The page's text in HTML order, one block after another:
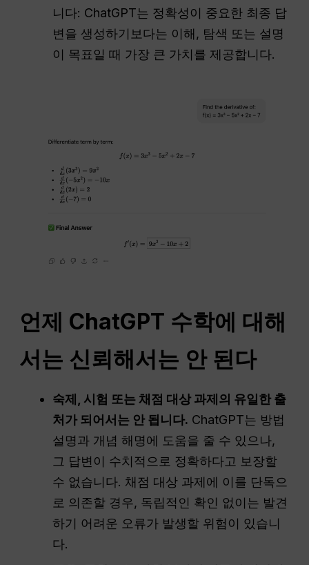
니다: ChatGPT는 정확성이 중요한 최종 답
변을 생성하기보다는 이해, 탐색 또는 설명
이 목표일 때 가장 큰 가치를 제공합니다.
언제 ChatGPT 수학에 대해
서는 신뢰해서는 안 된다
숙제, 시험 또는 채점 대상 과제의 유일한 출
처가 되어서는 안 됩니다. ChatGPT는 방법
설명과 개념 해명에 도움을 줄 수 있으나,
그 답변이 수치적으로 정확하다고 보장할
수 없습니다. 채점 대상 과제에 이를 단독으
로 의존할 경우, 독립적인 확인 없이는 발견
하기 어려운 오류가 발생할 위험이 있습니
다.